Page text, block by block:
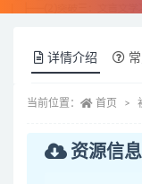
详情介绍
当前位置： 首页
资源信息